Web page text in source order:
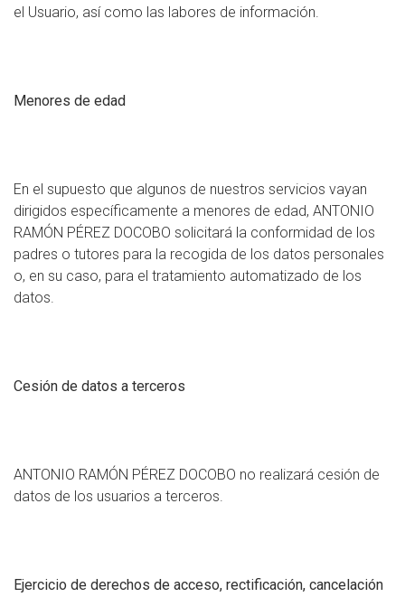
el Usuario, así como las labores de información.
Menores de edad
En el supuesto que algunos de nuestros servicios vayan
dirigidos específicamente a menores de edad, ANTONIO
RAMÓN PÉREZ DOCOBO solicitará la conformidad de los
padres o tutores para la recogida de los datos personales
o, en su caso, para el tratamiento automatizado de los
datos.
Cesión de datos a terceros
ANTONIO RAMÓN PÉREZ DOCOBO no realizará cesión de
datos de los usuarios a terceros.
Ejercicio de derechos de acceso, rectificación, cancelación